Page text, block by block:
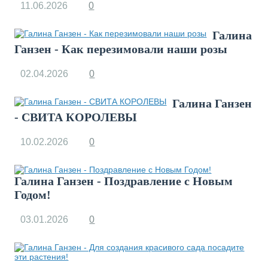
11.06.2026 0
Галина
Ганзен - Как перезимовали наши розы
02.04.2026 0
Галина Ганзен
- СВИТА КОРОЛЕВЫ
10.02.2026 0
Галина Ганзен - Поздравление с Новым
Годом!
03.01.2026 0